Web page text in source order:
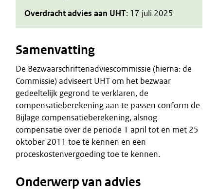
Overdracht advies aan UHT: 17 juli 2025
Samenvatting
De Bezwaarschriftenadviescommissie (hierna: de
Commissie) adviseert UHT om het bezwaar
gedeeltelijk gegrond te verklaren, de
compensatieberekening aan te passen conform de
Bijlage compensatieberekening, alsnog
compensatie over de periode 1 april tot en met 25
oktober 2011 toe te kennen en een
proceskostenvergoeding toe te kennen.
Onderwerp van advies